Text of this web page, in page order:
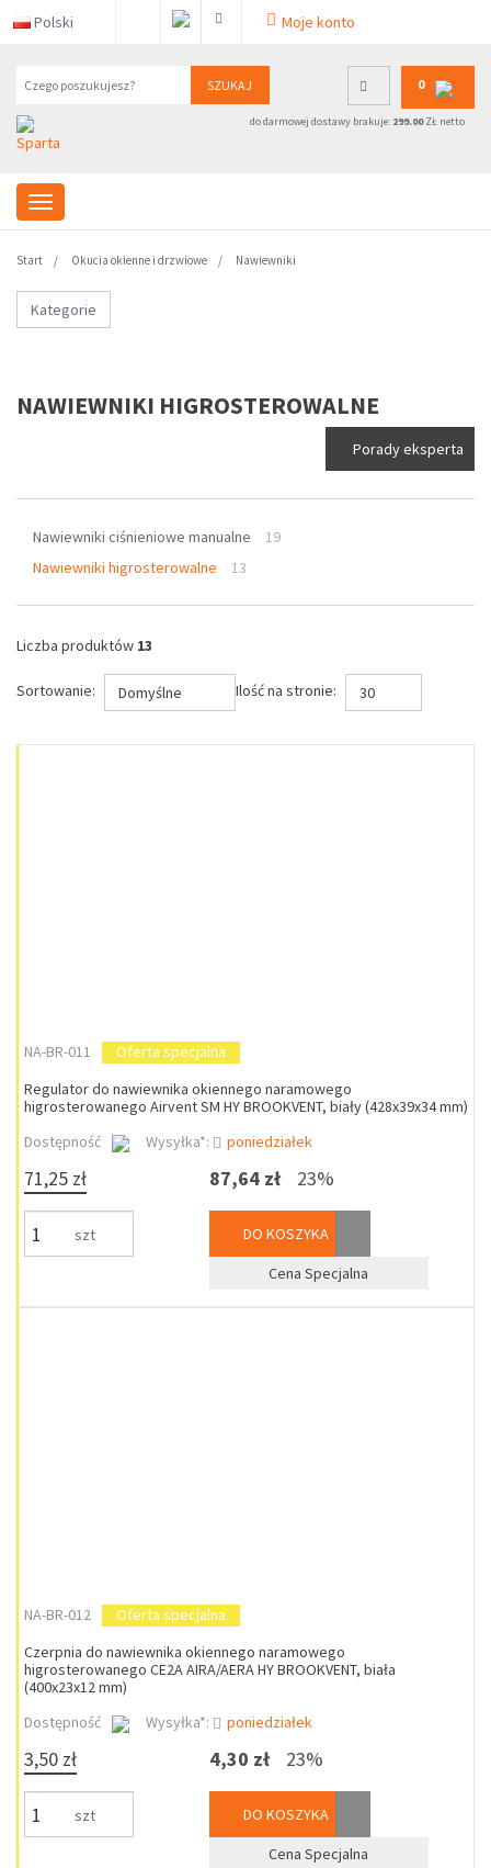
Polski Moje konto
SZUKAJ 0
do darmowej dostawy brakuje: 299.00ZŁ netto
Start Okucia okienne i drzwiowe Nawiewniki
Kategorie
NAWIEWNIKI HIGROSTEROWALNE
Porady eksperta
Nawiewniki ciśnieniowe manualne
19
Nawiewniki higrosterowalne
13
Liczba produktów 13
Sortowanie: Domyślne Ilość na stronie: 30
NA-BR-011
Oferta specjalna
Regulator do nawiewnika okiennego naramowego
higrosterowanego Airvent SM HY BROOKVENT, biały (428x39x34 mm)
Dostępność
Wysyłka*: poniedziałek
71,25 zł
szt
87,64 zł 23%
DO KOSZYKA
Cena Specjalna
NA-BR-012
Oferta specjalna
Czerpnia do nawiewnika okiennego naramowego
higrosterowanego CE2A AIRA/AERA HY BROOKVENT, biała
(400x23x12 mm)
Dostępność
Wysyłka*: poniedziałek
3,50 zł
szt
4,30 zł 23%
DO KOSZYKA
Cena Specjalna